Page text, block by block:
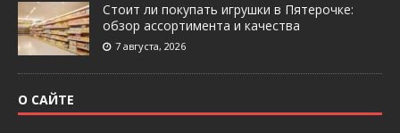
Стоит ли покупать игрушки в Пятерочке:
обзор ассортимента и качества
7 августа, 2026
О САЙТЕ